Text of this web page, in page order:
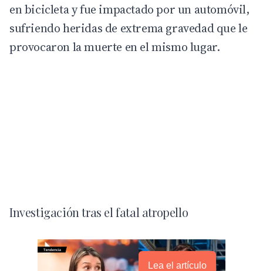
en bicicleta y fue impactado por un automóvil,
sufriendo heridas de extrema gravedad que le
provocaron la muerte en el mismo lugar.
Investigación tras el fatal atropello
Lea el artículo